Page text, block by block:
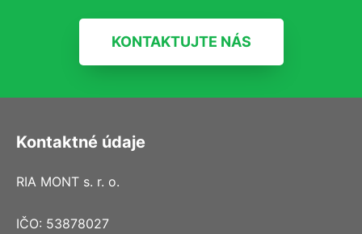
KONTAKTUJTE NÁS
Kontaktné údaje
RIA MONT s. r. o.
IČO: 53878027